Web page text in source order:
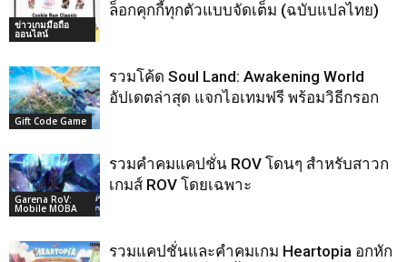
ข่าวเกมมือถือ
ออนไลน์
ล็อกคุกกี้ทุกตัวแบบจัดเต็ม (ฉบับแปลไทย)
Gift Code Game
รวมโค้ด Soul Land: Awakening World
อัปเดตล่าสุด แจกไอเทมฟรี พร้อมวิธีกรอก
Garena RoV:
Mobile MOBA
รวมคำคมแคปชั่น ROV โดนๆ สำหรับสาวก
เกมส์ ROV โดยเฉพาะ
รวมแคปชั่นและคำคมเกม Heartopia อกหัก